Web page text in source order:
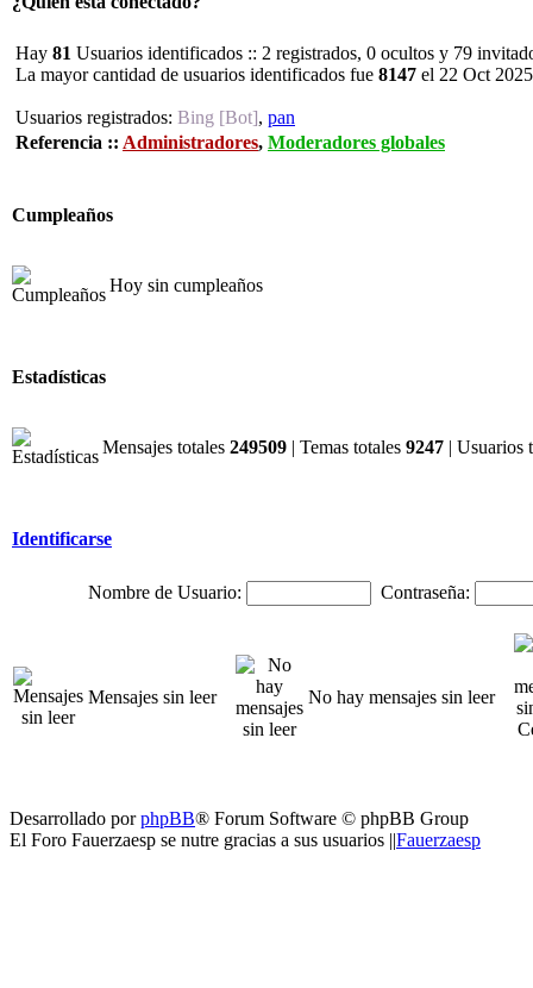
Hay 81 Usuarios identificados :: 2 registrados, 0 ocultos y 79
La mayor cantidad de usuarios identificados fue 8147 el 22 Oct
Usuarios registrados: Bing [Bot], pan
Referencia :: Administradores, Moderadores globales
Cumpleaños
Hoy sin cumpleaños
Estadísticas
Mensajes totales 249509 | Temas totales 9247 | Usuarios
Identificarse
Nombre de Usuario: Contraseña:
Mensajes sin leer No hay mensajes sin leer
Desarrollado porphpBB® Forum Software © phpBB Group
El Foro Fauerzaesp se nutre gracias a sus usuarios ||Fauerzaesp